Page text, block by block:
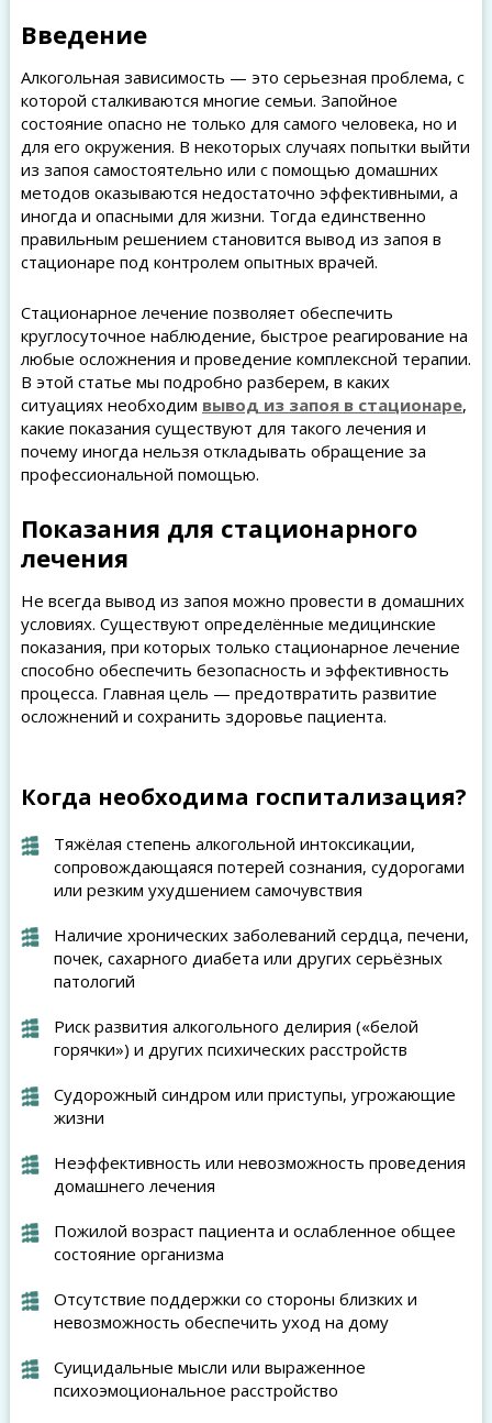
Введение
Алкогольная зависимость — это серьезная проблема, с
которой сталкиваются многие семьи. Запойное
состояние опасно не только для самого человека, но и
для его окружения. В некоторых случаях попытки выйти
из запоя самостоятельно или с помощью домашних
методов оказываются недостаточно эффективными, а
иногда и опасными для жизни. Тогда единственно
правильным решением становится вывод из запоя в
стационаре под контролем опытных врачей.
Стационарное лечение позволяет обеспечить
круглосуточное наблюдение, быстрое реагирование на
любые осложнения и проведение комплексной терапии.
В этой статье мы подробно разберем, в каких
ситуациях необходим вывод из запоя в стационаре,
какие показания существуют для такого лечения и
почему иногда нельзя откладывать обращение за
профессиональной помощью.
Показания для стационарного
лечения
Не всегда вывод из запоя можно провести в домашних
условиях. Существуют определённые медицинские
показания, при которых только стационарное лечение
способно обеспечить безопасность и эффективность
процесса. Главная цель — предотвратить развитие
осложнений и сохранить здоровье пациента.
Когда необходима госпитализация?
Тяжёлая степень алкогольной интоксикации,
сопровождающаяся потерей сознания, судорогами
или резким ухудшением самочувствия
Наличие хронических заболеваний сердца, печени,
почек, сахарного диабета или других серьёзных
патологий
Риск развития алкогольного делирия («белой
горячки») и других психических расстройств
Судорожный синдром или приступы, угрожающие
жизни
Неэффективность или невозможность проведения
домашнего лечения
Пожилой возраст пациента и ослабленное общее
состояние организма
Отсутствие поддержки со стороны близких и
невозможность обеспечить уход на дому
Суицидальные мысли или выраженное
психоэмоциональное расстройство